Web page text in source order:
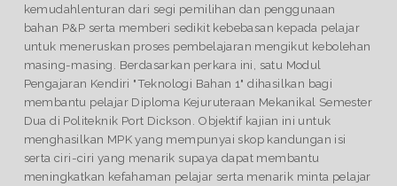
kemudahlenturan dari segi pemilihan dan penggunaan
bahan P&P serta memberi sedikit kebebasan kepada pelajar
untuk meneruskan proses pembelajaran mengikut kebolehan
masing-masing. Berdasarkan perkara ini, satu Modul
Pengajaran Kendiri "Teknologi Bahan 1" dihasilkan bagi
membantu pelajar Diploma Kejuruteraan Mekanikal Semester
Dua di Politeknik Port Dickson. Objektif kajian ini untuk
menghasilkan MPK yang mempunyai skop kandungan isi
serta ciri-ciri yang menarik supaya dapat membantu
meningkatkan kefahaman pelajar serta menarik minta pelajar